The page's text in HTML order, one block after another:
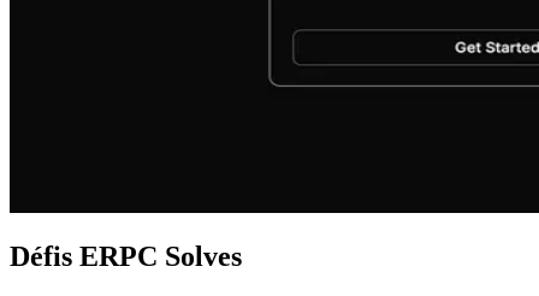
Défis ERPC Solves